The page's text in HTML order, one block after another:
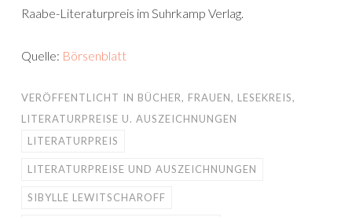
Raabe-Literaturpreis im Suhrkamp Verlag.
Quelle: Börsenblatt
VERÖFFENTLICHT IN BÜCHER, FRAUEN, LESEKREIS,
LITERATURPREISE U. AUSZEICHNUNGEN
LITERATURPREIS
LITERATURPREISE UND AUSZEICHNUNGEN
SIBYLLE LEWITSCHAROFF